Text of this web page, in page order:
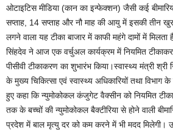
ओटाइटिस मीडिया (कान का इन्फेक्शन) जैसी कई
सप्ताह, 14 सप्ताह और नौ माह की आयु में इसकी तीन
लगने वाला यह टीका बाजार में काफी महंगे दामों में मिलता
सिंहदेव ने आज एक वर्चुअल कार्यक्रम में नियमित
पीसीवी टीकाकरण का शुभारंभ किया।स्वास्थ्य मंत्री
के मुख्य चिकित्सा एवं स्वास्थ्य अधिकारियों तथा विभाग
हुए कहा कि न्युमोकोकल कंजुगेट वैक्सीन को नियमित
तक के बच्चों की न्युमोकोकल बैक्टीरिया से होने वाली
प्रदेश में बाल मृत्यु दर को कम करने में भी मदद मिलेगी।